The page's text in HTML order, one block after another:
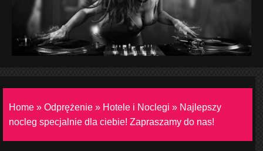
Home » Odprężenie » Hotele i Noclegi » Najlepszy
nocleg specjalnie dla ciebie! Zapraszamy do nas!